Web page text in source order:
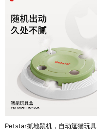
Petstar抓地鼠机，自动逗猫玩具